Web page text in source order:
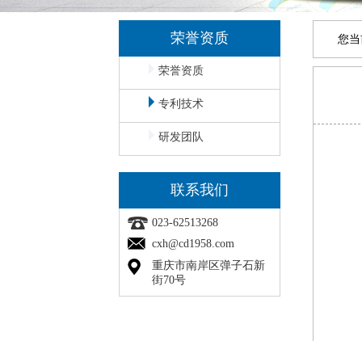
荣誉资质
荣誉资质
专利技术
研发团队
联系我们
023-62513268
cxh@cd1958.com
重庆市南岸区弹子石新
街70号
您